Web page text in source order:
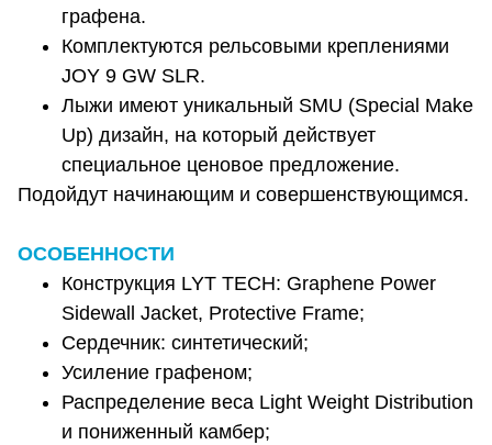
графена.
Комплектуются рельсовыми креплениями
JOY 9 GW SLR.
Лыжи имеют уникальный SMU (Special Make
Up) дизайн, на который действует
специальное ценовое предложение.
Подойдут начинающим и совершенствующимся.
ОСОБЕННОСТИ
Конструкция LYT TECH: Graphene Power
Sidewall Jacket, Protective Frame;
Сердечник: синтетический;
Усиление графеном;
Распределение веса Light Weight Distribution
и пониженный камбер;